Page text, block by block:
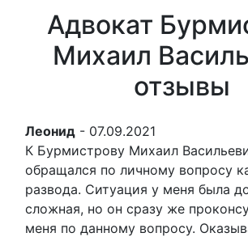
Адвокат
Михаил
отзывы
Леонид - 07.09.2021
К Бурмистрову Михаил
обращался по личному вопросу
развода. Ситуация у меня была
сложная, но он сразу же
меня по данному вопросу.